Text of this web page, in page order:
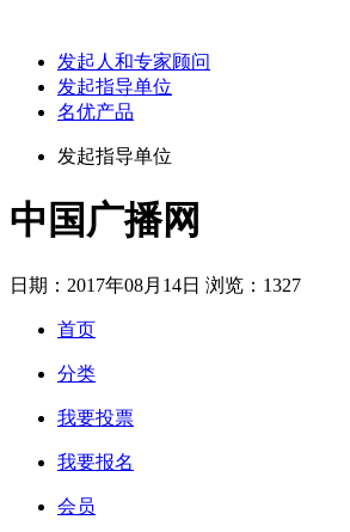
发起人和专家顾问
发起指导单位
名优产品
发起指导单位
中国广播网
日期：2017年08月14日 浏览：1327
首页
分类
我要投票
我要报名
会员